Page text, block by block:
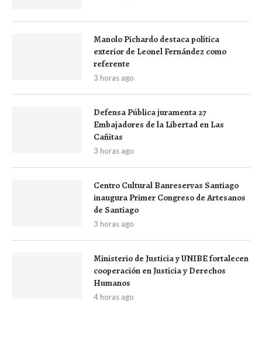
Manolo Pichardo destaca política
exterior de Leonel Fernández como
referente
3 horas ago
Defensa Pública juramenta 27
Embajadores de la Libertad en Las
Cañitas
3 horas ago
Centro Cultural Banreservas Santiago
inaugura Primer Congreso de Artesanos
de Santiago
3 horas ago
Ministerio de Justicia y UNIBE fortalecen
cooperación en Justicia y Derechos
Humanos
4 horas ago